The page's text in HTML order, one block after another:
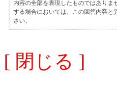
内容の全部を表現したものではあり
する場合においては、この回答内容と
さい。
[ 閉じる ]